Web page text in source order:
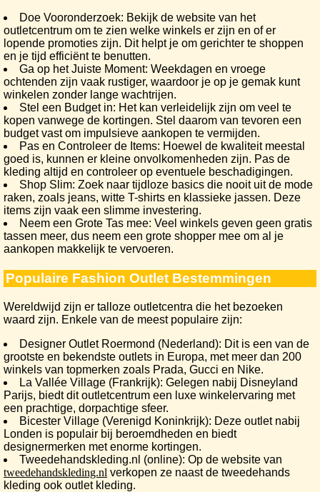
Doe Vooronderzoek: Bekijk de website van het
outletcentrum om te zien welke winkels er zijn en of er
lopende promoties zijn. Dit helpt je om gerichter te shoppen
en je tijd efficiënt te benutten.
Ga op het Juiste Moment: Weekdagen en vroege
ochtenden zijn vaak rustiger, waardoor je op je gemak kunt
winkelen zonder lange wachtrijen.
Stel een Budget in: Het kan verleidelijk zijn om veel te
kopen vanwege de kortingen. Stel daarom van tevoren een
budget vast om impulsieve aankopen te vermijden.
Pas en Controleer de Items: Hoewel de kwaliteit meestal
goed is, kunnen er kleine onvolkomenheden zijn. Pas de
kleding altijd en controleer op eventuele beschadigingen.
Shop Slim: Zoek naar tijdloze basics die nooit uit de mode
raken, zoals jeans, witte T-shirts en klassieke jassen. Deze
items zijn vaak een slimme investering.
Neem een Grote Tas mee: Veel winkels geven geen gratis
tassen meer, dus neem een grote shopper mee om al je
aankopen makkelijk te vervoeren.
Populaire Fashion Outlet Bestemmingen
Wereldwijd zijn er talloze outletcentra die het bezoeken
waard zijn. Enkele van de meest populaire zijn:
Designer Outlet Roermond (Nederland): Dit is een van de
grootste en bekendste outlets in Europa, met meer dan 200
winkels van topmerken zoals Prada, Gucci en Nike.
La Vallée Village (Frankrijk): Gelegen nabij Disneyland
Parijs, biedt dit outletcentrum een luxe winkelervaring met
een prachtige, dorpachtige sfeer.
Bicester Village (Verenigd Koninkrijk): Deze outlet nabij
Londen is populair bij beroemdheden en biedt
designermerken met enorme kortingen.
Tweedehandskleding.nl (online): Op de website van
tweedehandskleding.nl verkopen ze naast de tweedehands
kleding ook outlet kleding.